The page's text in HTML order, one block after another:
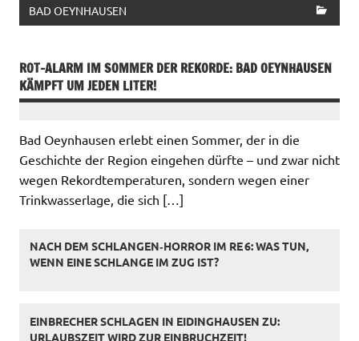
BAD OEYNHAUSEN
ROT-ALARM IM SOMMER DER REKORDE: BAD OEYNHAUSEN
KÄMPFT UM JEDEN LITER!
Bad Oeynhausen erlebt einen Sommer, der in die
Geschichte der Region eingehen dürfte – und zwar nicht
wegen Rekordtemperaturen, sondern wegen einer
Trinkwasserlage, die sich […]
NACH DEM SCHLANGEN‑HORROR IM RE 6: WAS TUN,
WENN EINE SCHLANGE IM ZUG IST?
EINBRECHER SCHLAGEN IN EIDINGHAUSEN ZU:
URLAUBSZEIT WIRD ZUR EINBRUCHZEIT!